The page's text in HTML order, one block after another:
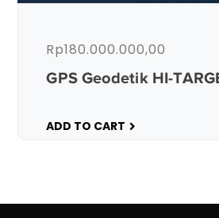
GPS Geodetik HI-
Rp180.000.000,00
ADD TO CART